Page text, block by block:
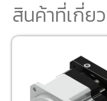
สินค้าที่เกี่ย